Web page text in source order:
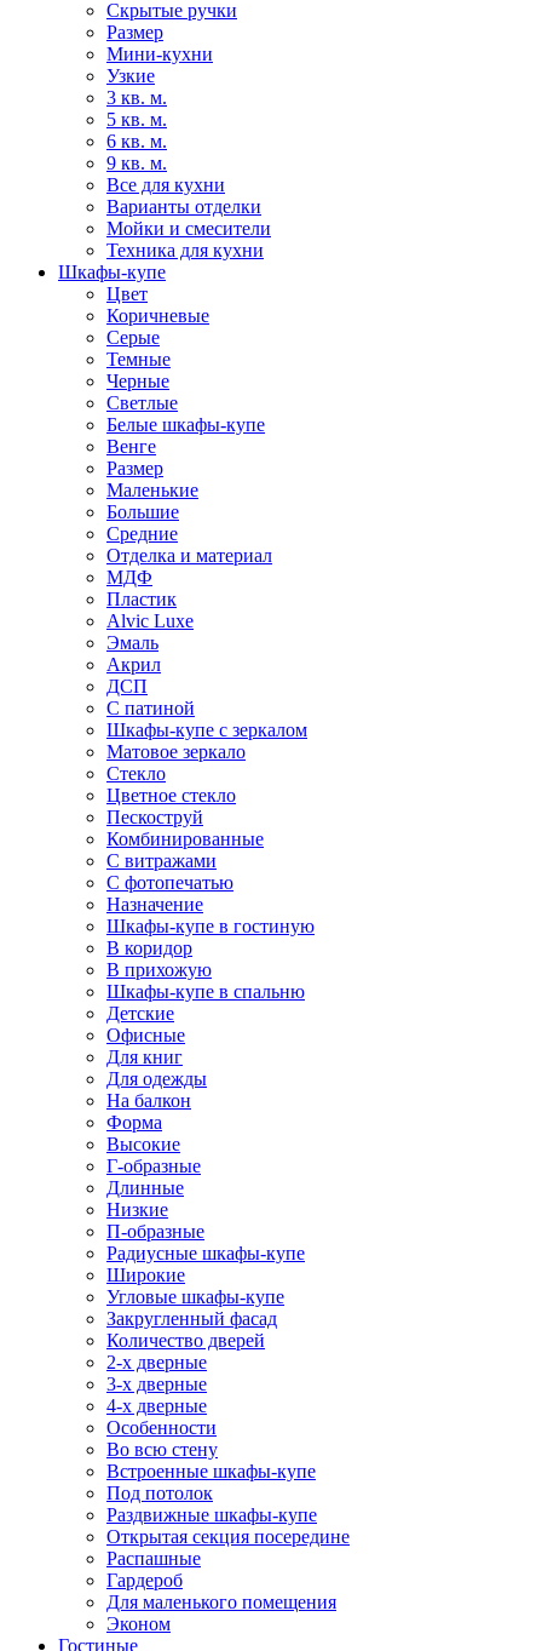
Скрытые ручки
Размер
Мини-кухни
Узкие
3 кв. м.
5 кв. м.
6 кв. м.
9 кв. м.
Все для кухни
Варианты отделки
Мойки и смесители
Техника для кухни
Шкафы-купе
Цвет
Коричневые
Серые
Темные
Черные
Светлые
Белые шкафы-купе
Венге
Размер
Маленькие
Большие
Средние
Отделка и материал
МДФ
Пластик
Alvic Luxe
Эмаль
Акрил
ДСП
С патиной
Шкафы-купе с зеркалом
Матовое зеркало
Стекло
Цветное стекло
Пескоструй
Комбинированные
С витражами
С фотопечатью
Назначение
Шкафы-купе в гостиную
В коридор
В прихожую
Шкафы-купе в спальню
Детские
Офисные
Для книг
Для одежды
На балкон
Форма
Высокие
Г-образные
Длинные
Низкие
П-образные
Радиусные шкафы-купе
Широкие
Угловые шкафы-купе
Закругленный фасад
Количество дверей
2-х дверные
3-х дверные
4-х дверные
Особенности
Во всю стену
Встроенные шкафы-купе
Под потолок
Раздвижные шкафы-купе
Открытая секция посередине
Распашные
Гардероб
Для маленького помещения
Эконом
Гостиные